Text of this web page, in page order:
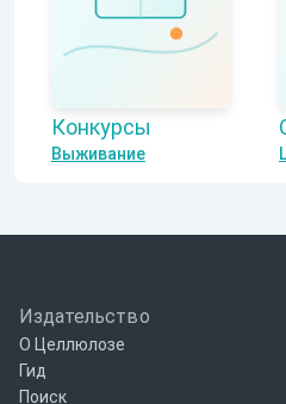
Конкурсы
Выживание
Издательство
О Целлюлозе
Гид
Поиск